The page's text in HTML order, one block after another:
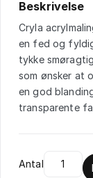
Beskrivelse
Cryla
en fed og
tykke
som ønsker at
en god
transparente
Antal